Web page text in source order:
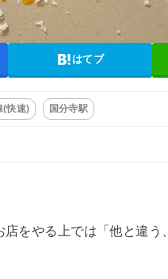
はてブ
(快速) 国分寺駅
をやる上では「他と違う